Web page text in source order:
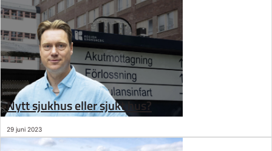
Nytt sjukhus eller sjukt hus?
29 juni 2023